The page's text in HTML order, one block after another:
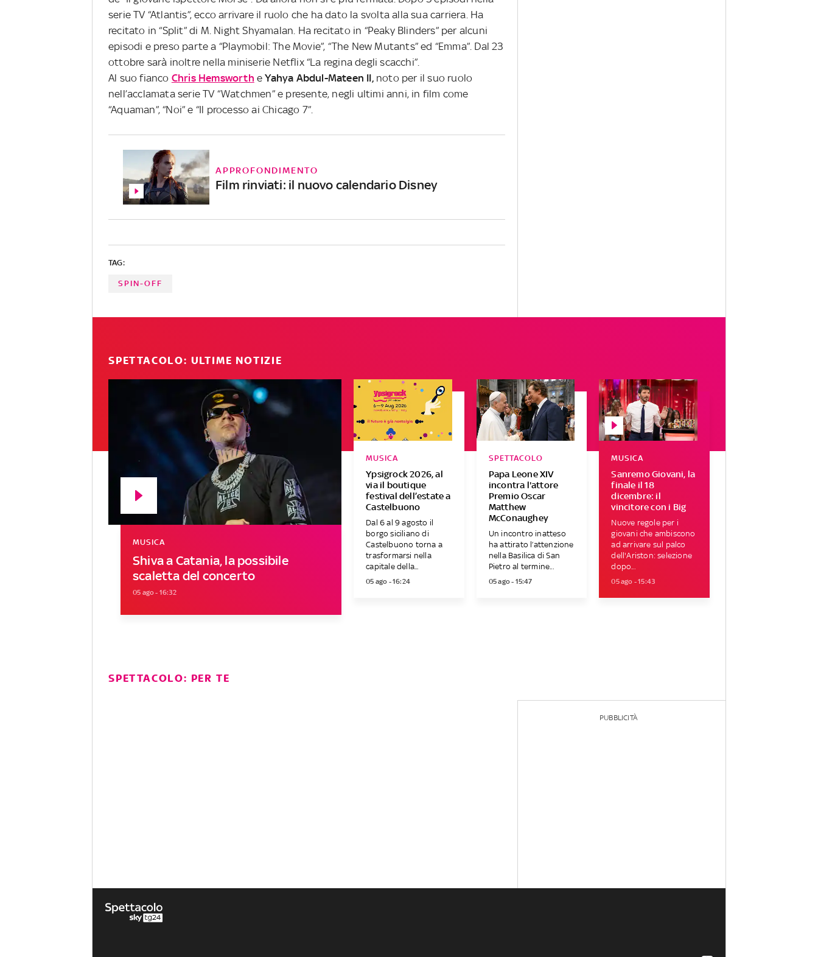
serie TV “Atlantis”, ecco arrivare il ruolo che ha dato la svolta alla sua carriera. Ha
recitato in “Split” di M. Night Shyamalan. Ha recitato in “Peaky Blinders” per alcuni
episodi e preso parte a “Playmobil: The Movie”, “The New Mutants” ed “Emma”. Dal 23
ottobre sarà inoltre nella miniserie Netflix “La regina degli scacchi”.
Al suo fianco Chris Hemsworth eYahya Abdul-Mateen II,noto per il suo ruolo
nell’acclamata serie TV “Watchmen” e presente, negli ultimi anni, in film come
“Aquaman”, “Noi” e “Il processo ai Chicago 7”.
APPROFONDIMENTO
Film rinviati: il nuovo calendario Disney
TAG:
SPIN-OFF
SPETTACOLO: ULTIME NOTIZIE
Shiva a Catania, la possibile
scaletta del concerto
MUSICA
05 ago - 16:32
Ypsigrock 2026, al
via il boutique
festival dell’estate a
Castelbuono
MUSICA
Dal 6 al 9 agosto il
borgo siciliano di
Castelbuono torna a
trasformarsi nella
capitale della...
05 ago - 16:24
Papa Leone XIV
incontra l'attore
Premio Oscar
Matthew
McConaughey
SPETTACOLO
Un incontro inatteso
ha attirato l’attenzione
nella Basilica di San
Pietro al termine...
05 ago - 15:47
Sanremo Giovani, la
finale il 18
dicembre: il
vincitore con i Big
MUSICA
Nuove regole per i
giovani che ambiscono
ad arrivare sul palco
dell'Ariston: selezione
dopo...
05 ago - 15:43
SPETTACOLO: PER TE
PUBBLICITÀ